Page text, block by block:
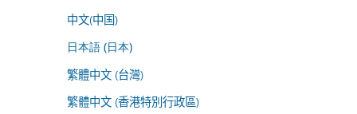
中文(中国)
日本語 (日本)
繁體中文 (台灣)
繁體中文 (香港特別行政區)